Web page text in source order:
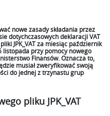
nowe zasady składania przez
dotychczasowych deklaracji VAT
JPK_VAT za miesiąc październik
listopada przy pomocy nowego
Finansów. Oznacza to,
musiał zweryfikować swoją
do jednej z trzynastu grup
pliku JPK_VAT